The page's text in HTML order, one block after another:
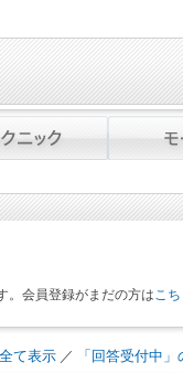
。会員登録がまだの方は こ
全て表示 ／ 「回答受付中